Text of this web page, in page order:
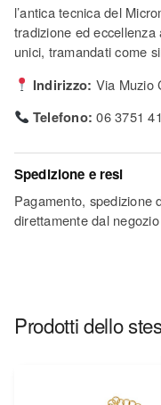
l’antica tecnica del
tradizione ed
unici, tramandati come
Indirizzo: Via Muzio
Telefono: 06 3751
Spedizione e resi
Pagamento, spedizione
direttamente dal negozio
Prodotti dello